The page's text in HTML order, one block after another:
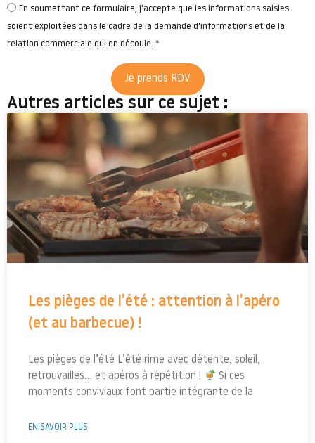
En soumettant ce formulaire, j'accepte que les informations saisies
soient exploitées dans le cadre de la demande d'informations et de la
relation commerciale qui en découle. *
Je prends RDV
Autres articles sur ce sujet :
Les pièges de l’été : attention à l’apéro
(et au barbecue) !
Les pièges de l’été L’été rime avec détente, soleil,
retrouvailles… et apéros à répétition !
Si ces
moments conviviaux font partie intégrante de la
EN SAVOIR PLUS